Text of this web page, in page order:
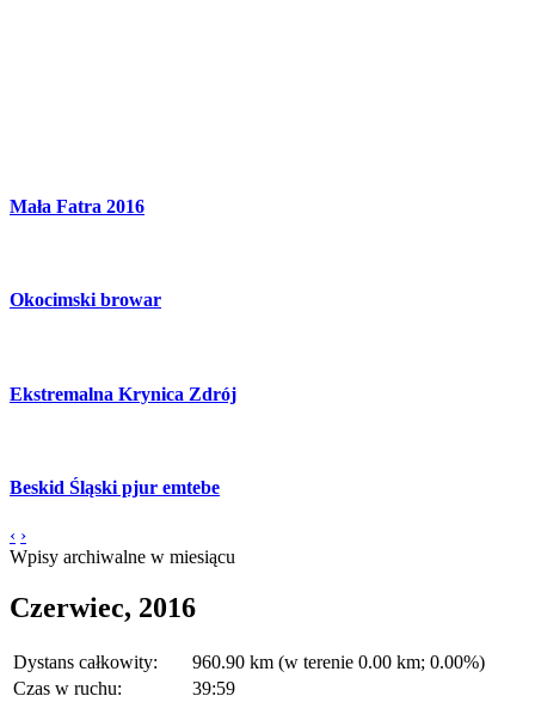
Mała Fatra 2016
Okocimski browar
Ekstremalna Krynica Zdrój
Beskid Śląski pjur emtebe
‹ ›
Wpisy archiwalne w miesiącu
Czerwiec, 2016
Dystans całkowity:
960.90 km (w terenie 0.00 km; 0.00%)
Czas w ruchu:
39:59